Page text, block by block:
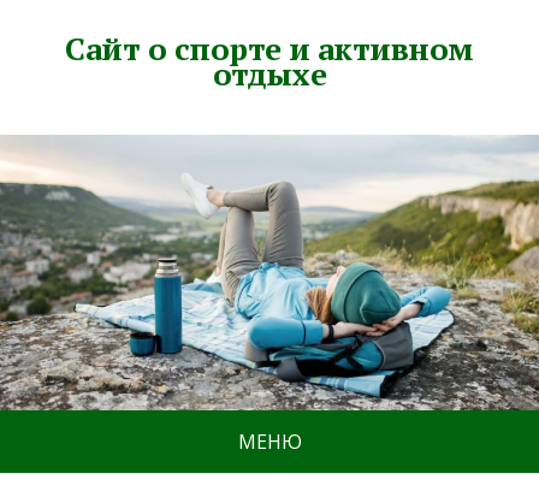
Сайт о спорте и активном
отдыхе
МЕНЮ